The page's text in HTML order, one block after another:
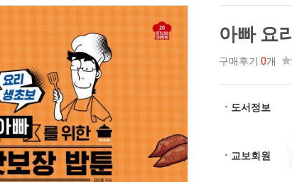
아빠 요리
구매후기 0개
ㆍ도서정보
ㆍ교보회원